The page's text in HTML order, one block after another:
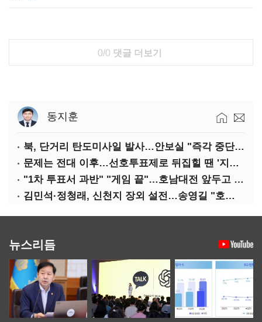
0/0 댓글 더보기
동지훈
북, 단거리 탄도미사일 발사…안보실 "즉각 중단 촉구"
문제는 전대 이후…선호투표제로 뒤집힐 땐 '지지층 불복'
"1차 투표서 과반" "게임 끝"…호남대전 앞두고 '충돌'
김민석·정청래, 신천지 장외 설전…송영길 "호남 계몽 규탄"
뉴스리듬